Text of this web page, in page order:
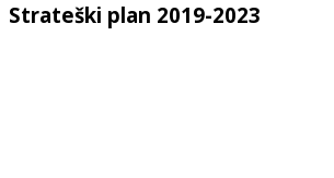
Strateški plan 2019-2023